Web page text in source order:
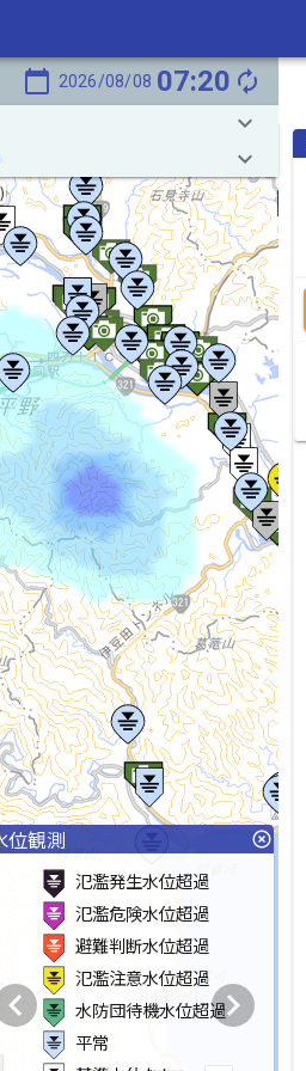
calendar_today 2026/08/08 07:20 autorenew
keyboard_arrow_down
keyboard_arrow_down
位観測 highlight_off
氾濫発生水位超過
氾濫危険水位超過
避難判断水位超過
氾濫注意水位超過
水防団待機水位超過
平常
chevron_right